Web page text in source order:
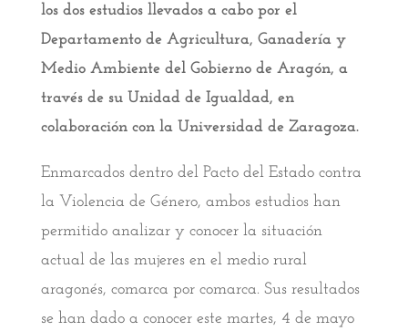
los dos estudios llevados a cabo por el
Departamento de Agricultura, Ganadería y
Medio Ambiente del Gobierno de Aragón, a
través de su Unidad de Igualdad, en
colaboración con la Universidad de Zaragoza.
Enmarcados dentro del Pacto del Estado contra
la Violencia de Género, ambos estudios han
permitido analizar y conocer la situación
actual de las mujeres en el medio rural
aragonés, comarca por comarca. Sus resultados
se han dado a conocer este martes, 4 de mayo